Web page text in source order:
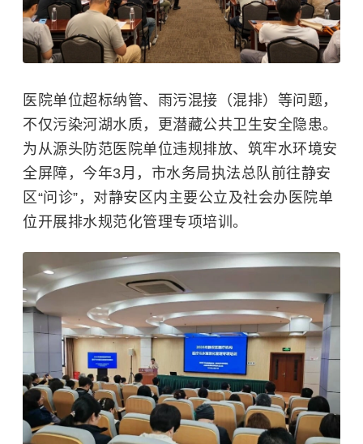
医院单位超标纳管、雨污混接（混排）等问题，
不仅污染河湖水质，更潜藏公共卫生安全隐患。
为从源头防范医院单位违规排放、筑牢水环境安
全屏障，今年3月，市水务局执法总队前往静安
区“问诊”，对静安区内主要公立及社会办医院单
位开展排水规范化管理专项培训。